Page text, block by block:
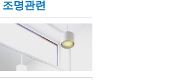
조명관련